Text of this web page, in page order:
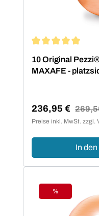
10 Original
MAXAFE -
Verkaufspreis:
236,95 €
Preise inkl. MwSt. zzgl.
In
Rabatt
%